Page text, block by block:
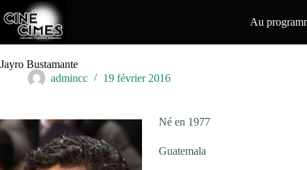
au
contenu
Au
Jayro Bustamante
admincc
19 février 2016
Né en 1977
Guatemala